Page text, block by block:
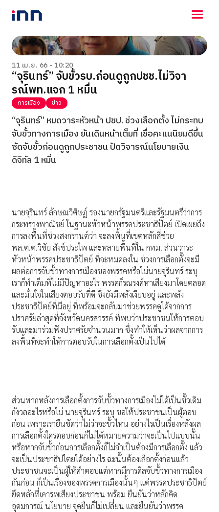
NEWS
ENTERTAINMENT
LIFESTYLE
HOROSCOPE
LOTTERY
VIDEO
ร่วมด้วยช่วยกัน
11 เม.ย. 66 - 10:20
“จุรินทร์” จับขั้วรบ.ก่อนดูถูกปชช.ไม่วิจา
รณ์พท.แจก 1 หมื่น
การเมือง ข่าว
“จุรินทร์” หมดวาระหัวหน้า ปชป. ช่วงเลือกตั้ง ไม่กระทบ
จับขั้วทางการเมือง ยันเดินหน้าเต็มที่ เชื่อคะแนนิยมดีขึ้น
ซัดจับขั้วก่อนดูถูกประชาชน ปัดวิจารณ์นโยบายเงิน
ดิจิทัล 1 หมื่น
นายจุรินทร์ ลักษณวิศิษฏ์ รองนายกรัฐมนตรีและรัฐมนตรีว่าการ
กระทรวงพาณิชย์ ในฐานะหัวหน้าพรรคประชาธิปัตย์ เปิดเผยถึง
การลงพื้นที่ช่วงสงกรานต์ว่า จะลงพื้นที่เขตหลักสี่ช่วย
พล.ต.ต.วิชัย สังข์ประไพ และหลายพื้นที่ใน กทม. ส่วนวาระ
หัวหน้าพรรคประชาธิปัตย์ ที่จะหมดลงใน ช่วงการเลือกตั้งจะมี
ผลต่อการจับขั้วทางการเมืองของพรรคหรือไม่นายจุรินทร์ ระบุ
เราก็ทำเต็มที่ไม่มีปัญหาอะไร พรรคก็รณรงค์หาเสียงมาโดยตลอด
และมั่นใจในเสียงตอบรับที่ดี ซึ่งยังมีพลังเงียบอยู่ และพลัง
ประชาธิปัตย์ที่มีอยู่ ที่พร้อมจะกลับมาช่วยพรรคดูได้จากการ
ปราศรัยล่าสุดที่จังหวัดนครสวรรค์ ที่พบว่าประชาชนให้การตอบ
รับและมาร่วมฟังปราศรัยจำนวนมาก ซึ่งทำให้เห็นว่าผลจากการ
ลงพื้นที่จะทำให้การตอบรับในการเลือกตั้งเป็นไปได้
ส่วนหากหลังการเลือกตั้งการจับขั้วทางการเมืองไม่ได้เป็นขั้วเดิม
กังวลอะไรหรือไม่ นายจุรินทร์ ระบุ ขอให้ประชาชนเป็นผู้ตอบ
ก่อน เพราะเรายืนชัดว่าไม่ว่าจะขั้วไหน อย่างไรเป็นเรื่องหลังผล
การเลือกตั้งใครตอบก่อนก็ไม่ได้หมายความว่าจะเป็นไปแบบนั้น
หรือหากจับขั้วก่อนการเลือกตั้งก็ไม่จำเป็นต้องมีการเลือกตั้ง แล้ว
จะเป็นประชาธิปไตยได้อย่างไร ฉะนั้นต้องเลือกตั้งก่อนแล้ว
ประชาชนจะเป็นผู้ให้คำตอบแต่หากมีการดีลจับขั้วทางการเมือง
กันก่อน ก็เป็นเรื่องของพรรคการเมืองนั้นๆ แต่พรรคประชาธิปัตย์
ยึดหลักที่เคารพเสียงประชาชน พร้อม ยืนยันว่าหลักคิด
อุดมการณ์ นโยบาย จุดยืนก็ไม่เปลี่ยน และยืนยันว่าพรรค